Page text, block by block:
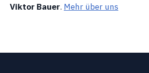
Viktor Bauer. Mehr über uns